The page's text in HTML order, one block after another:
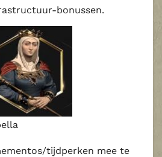
tijdperken mee te